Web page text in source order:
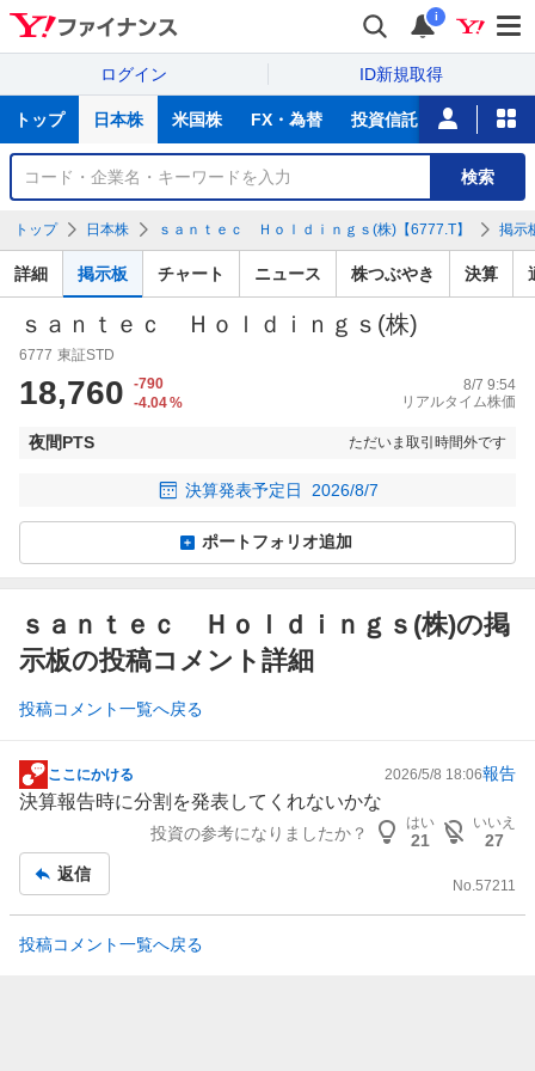
i
ログイン ID新規取得
サ
トップ 日本株 米国株 FX・為替 投資信託 ニュース
銘
検
索
検索
トップ 日本株 ｓａｎｔｅｃ Ｈｏｌｄｉｎｇｓ(株)【6777.T】 掲示
詳細 掲示板 チャート ニュース 株つぶやき 決算
ｓａｎｔｅｃ Ｈｏｌｄｉｎｇｓ(株)
6777 東証STD
18,760
-790
-4.04%
8/7 9:54
リアルタイム株価
夜間PTS ただいま取引時間外です
決算発表予定日 2026/8/7
ポートフォリオ追加
ｓａｎｔｅｃ Ｈｏｌｄｉｎｇｓ(株)の掲
示板の投稿コメント詳細
投稿コメント一覧へ戻る
掲
示
事
ここにかける 2026/5/8 18:06報告
決算報告時に分割を発表してくれないかな
投資の参考になりましたか？
はい
21
いいえ
27
返信
No.57211
投稿コメント一覧へ戻る